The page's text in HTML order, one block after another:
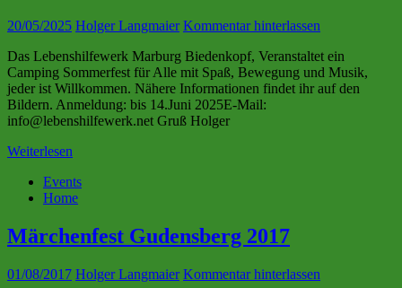
20/05/2025 Holger Langmaier Kommentar hinterlassen
Das Lebenshilfewerk Marburg Biedenkopf, Veranstaltet ein
Camping Sommerfest für Alle mit Spaß, Bewegung und Musik,
jeder ist Willkommen. Nähere Informationen findet ihr auf den
Bildern. Anmeldung: bis 14.Juni 2025E-Mail:
info@lebenshilfewerk.net Gruß Holger
Weiterlesen
Events
Home
Märchenfest Gudensberg 2017
01/08/2017 Holger Langmaier Kommentar hinterlassen